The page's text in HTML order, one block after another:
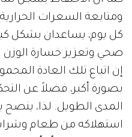
ومتابعة السعرات
كل يوم، يساعدان بشكل
صحي وتعزيز خسارة الوزن
إن اتباع تلك العادة
بصورة أكبر، فضلاً عن
المدى الطويل. لذا، ينصح
استهلاكه من طعام وشراب